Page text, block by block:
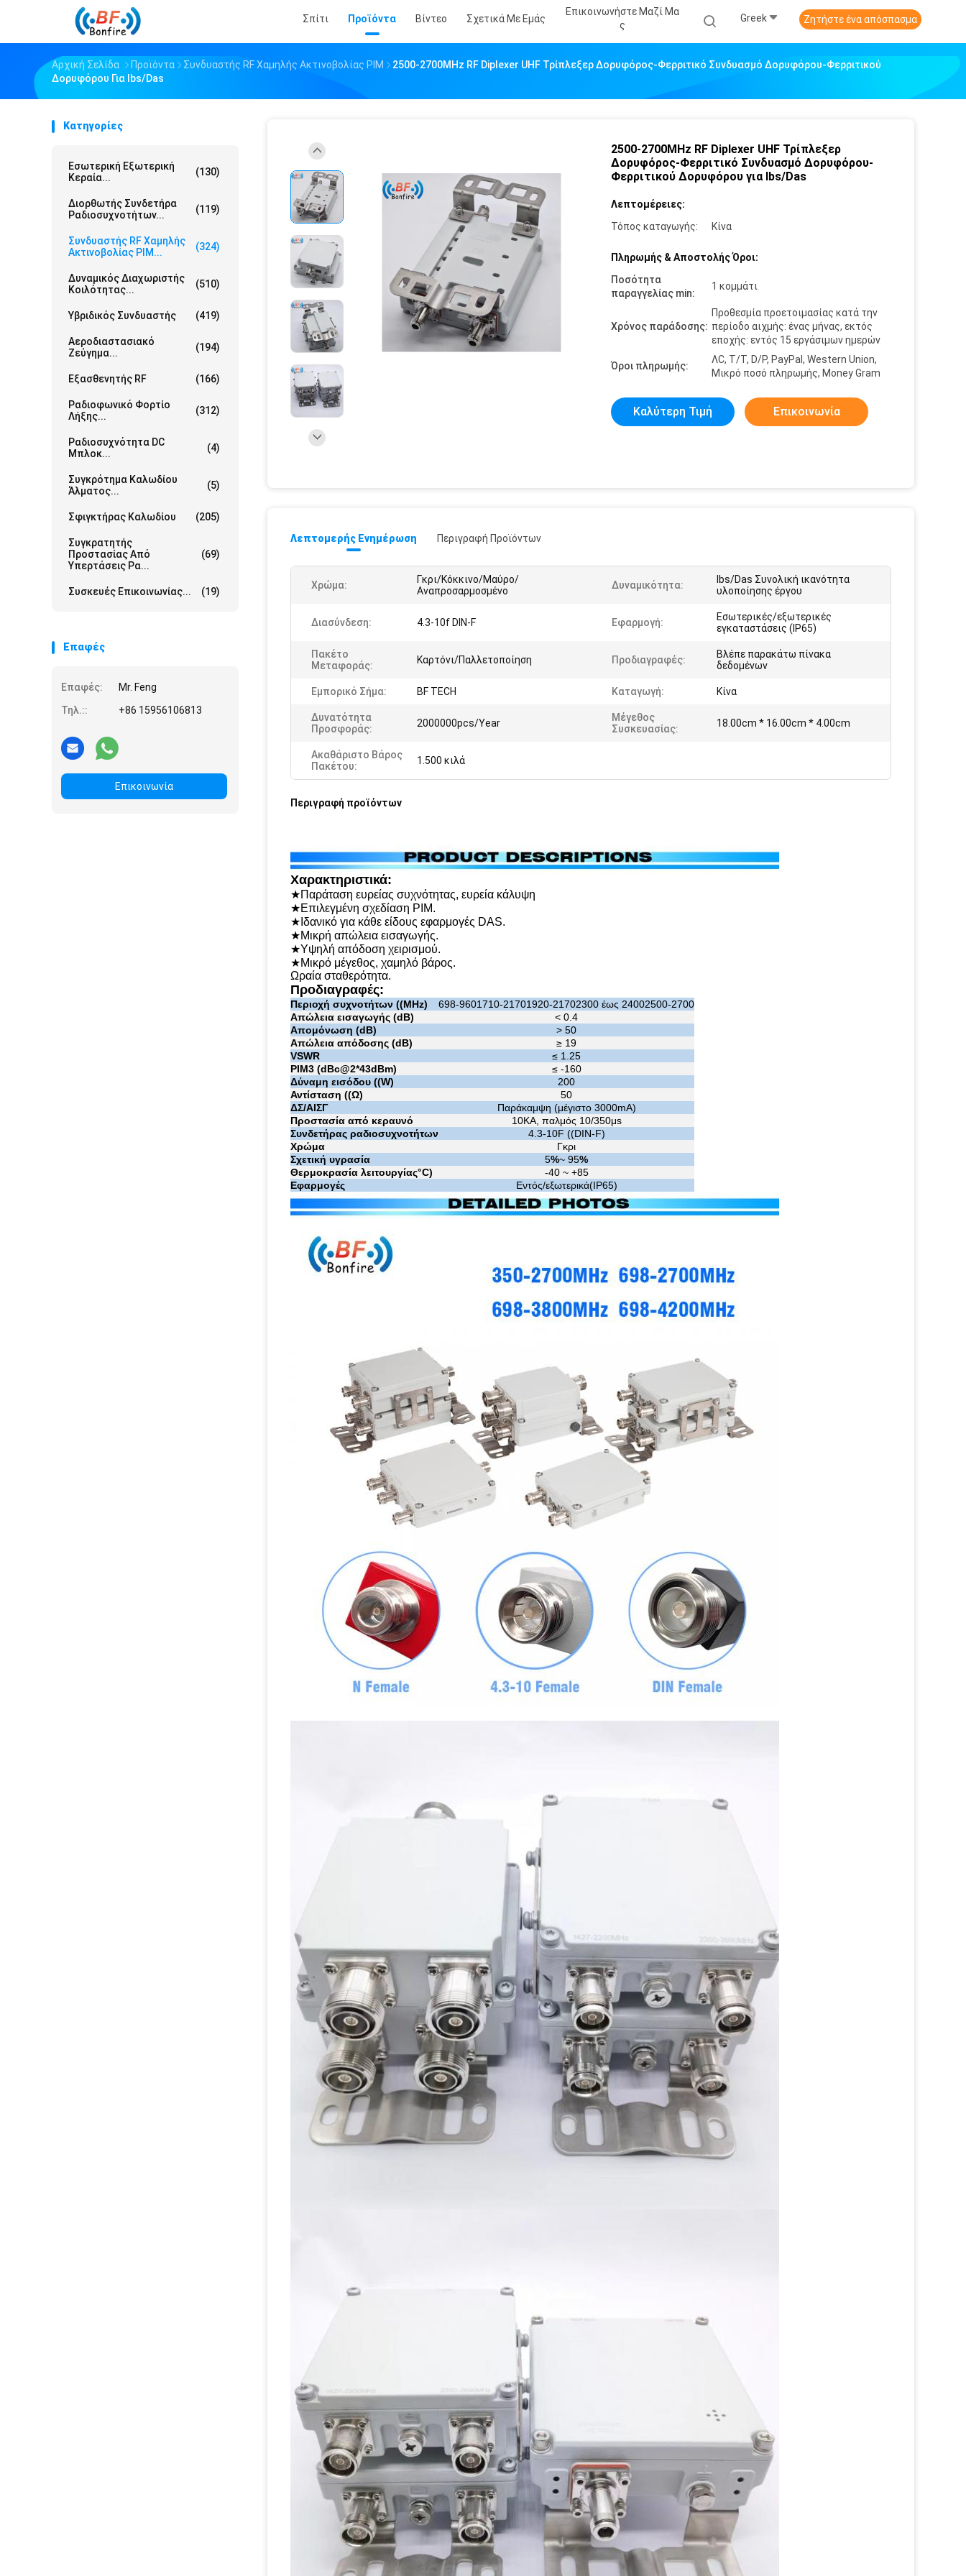
Σπίτι Προϊόντα Βίντεο Σχετικά Με Εμάς
Επικοινωνήστε Μαζί Μα
Σ
Greek Ζητήστε ένα απόσπασμα
Αρχική Σελίδα Προϊόντα Συνδυαστής RF Χαμηλής Ακτινοβολίας PIM
2500-2700MHz RF Diplexer UHF Τρίπλεξερ Δορυφόρος-Φερριτικό Συνδυασμό Δορυφόρου-Φερριτικού
Δορυφόρου Για Ibs/Das
Κατηγορίες
Εσωτερική Εξωτερική
Κεραία...
(130)
Διορθωτής Συνδετήρα
Ραδιοσυχνοτήτων...
(119)
Συνδυαστής RF Χαμηλής
Ακτινοβολίας PIM...
(324)
Δυναμικός Διαχωριστής
Κοιλότητας...
(510)
Υβριδικός Συνδυαστής (419)
Αεροδιαστασιακό
Ζεύγημα...
(194)
Εξασθενητής RF (166)
Ραδιοφωνικό Φορτίο
Λήξης...
(312)
Ραδιοσυχνότητα DC
Μπλοκ...
(4)
Συγκρότημα Καλωδίου
Άλματος...
(5)
Σφιγκτήρας Καλωδίου (205)
Συγκρατητής
Προστασίας Από
Υπερτάσεις Ρα...
(69)
Συσκευές Επικοινωνίας... (19)
Επαφές
Επαφές:
Mr. Feng
Τηλ.::
+86 15956106813
Επικοινωνία
2500-2700MHz RF Diplexer UHF Τρίπλεξερ
Δορυφόρος-Φερριτικό Συνδυασμό Δορυφόρου-
Φερριτικού Δορυφόρου για Ibs/Das
Λεπτομέρειες:
Τόπος καταγωγής:
Κίνα
Πληρωμής & Αποστολής Όροι:
Ποσότητα
παραγγελίας min:
1 κομμάτι
Χρόνος παράδοσης:
Προθεσμία προετοιμασίας κατά την
περίοδο αιχμής: ένας μήνας, εκτός
εποχής: εντός 15 εργάσιμων ημερών
Όροι πληρωμής:
ΛC, T/T, D/P, PayPal, Western Union,
Μικρό ποσό πληρωμής, Money Gram
Καλύτερη Τιμή Επικοινωνία
Λεπτομερής Ενημέρωση Περιγραφή Προϊόντων
Χρώμα:
Γκρι/Κόκκινο/Μαύρο/
Αναπροσαρμοσμένο
Δυναμικότητα:
Ibs/Das Συνολική ικανότητα
υλοποίησης έργου
Διασύνδεση: 4.3-10f DIN-F Εφαρμογή:
Εσωτερικές/εξωτερικές
εγκαταστάσεις (IP65)
Πακέτο
Μεταφοράς:
Καρτόνι/Παλλετοποίηση Προδιαγραφές:
Βλέπε παρακάτω πίνακα
δεδομένων
Εμπορικό Σήμα: BF TECH Καταγωγή: Κίνα
Δυνατότητα
Προσφοράς:
2000000pcs/Year
Μέγεθος
Συσκευασίας:
18.00cm * 16.00cm * 4.00cm
Ακαθάριστο Βάρος
Πακέτου:
1.500 κιλά
Περιγραφή προϊόντων
Χαρακτηριστικά:
★Παράταση ευρείας συχνότητας, ευρεία κάλυψη
★Επιλεγμένη σχεδίαση PIM.
★Ιδανικό για κάθε είδους εφαρμογές DAS.
★Μικρή απώλεια εισαγωγής.
★Υψηλή απόδοση χειρισμού.
★Μικρό μέγεθος, χαμηλό βάρος.
Ωραία σταθερότητα.
Προδιαγραφές:
Περιοχή συχνοτήτων ((MHz) 698-9601710-21701920-21702300 έως 24002500-2700
Απώλεια εισαγωγής (dB)
< 0.4
Απομόνωση (dB)
> 50
Απώλεια απόδοσης (dB)
≥ 19
VSWR
≤ 1.25
PIM3 (dBc@2*43dBm)
≤ -160
Δύναμη εισόδου ((W)
200
Αντίσταση ((Ω)
50
ΔΣ/ΑΙΣΓ
Παράκαμψη (μέγιστο 3000mA)
Προστασία από κεραυνό
10KA, παλμός 10/350μs
Συνδετήρας ραδιοσυχνοτήτων
4.3-10F ((DIN-F)
Χρώμα
Γκρι
Σχετική υγρασία
5%~ 95%
Θερμοκρασία λειτουργίας°C)
-40 ~ +85
Εφαρμογές
Εντός/εξωτερικά(IP65)